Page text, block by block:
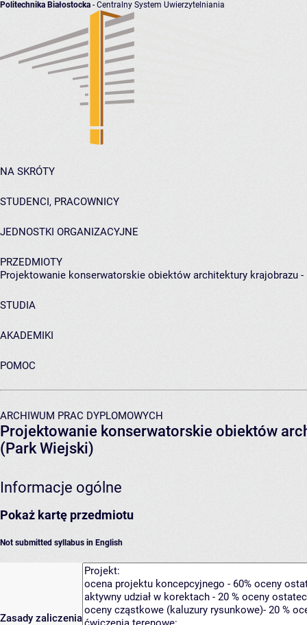
Politechnika Białostocka - Centralny System Uwierzytelniania
NA SKRÓTY
STUDENCI, PRACOWNICY
JEDNOSTKI ORGANIZACYJNE
PRZEDMIOTY
Projektowanie konserwatorskie obiektów architektury krajobrazu
STUDIA
AKADEMIKI
POMOC
ARCHIWUM PRAC DYPLOMOWYCH
Projektowanie konserwatorskie obiektów
(Park Wiejski)
Informacje ogólne
Pokaż kartę przedmiotu
Not submitted syllabus in English
Zasady zaliczenia